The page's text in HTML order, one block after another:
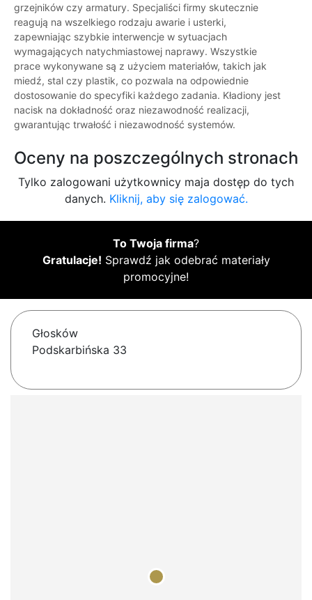
grzejników czy armatury. Specjaliści firmy skutecznie
reagują na wszelkiego rodzaju awarie i usterki,
zapewniając szybkie interwencje w sytuacjach
wymagających natychmiastowej naprawy. Wszystkie
prace wykonywane są z użyciem materiałów, takich jak
miedź, stal czy plastik, co pozwala na odpowiednie
dostosowanie do specyfiki każdego zadania. Kładiony jest
nacisk na dokładność oraz niezawodność realizacji,
gwarantując trwałość i niezawodność systemów.
Oceny na poszczególnych stronach
Tylko zalogowani użytkownicy maja dostęp do tych
danych. Kliknij, aby się zalogować.
To Twoja firma?
Gratulacje! Sprawdź jak odebrać materiały
promocyjne!
Głosków
Podskarbińska 33